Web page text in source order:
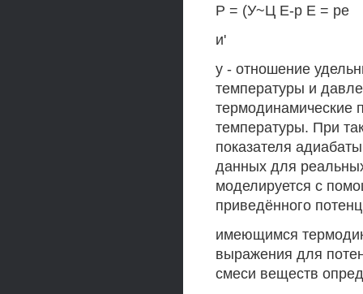
Р = (У~Ц Е-р Е = ре
и'
у - отношение
температуры и
термодинамические
температуры. При
показателя
данных для
моделируется с
приведённого
имеющимся
выражения для
смеси веществ